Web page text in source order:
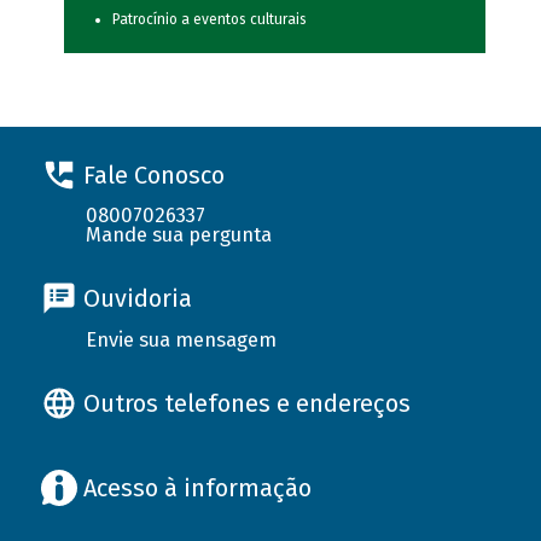
Patrocínio a eventos culturais
Fale Conosco
08007026337
Mande sua pergunta
Ouvidoria
Envie sua mensagem
Outros telefones e endereços
Acesso à informação